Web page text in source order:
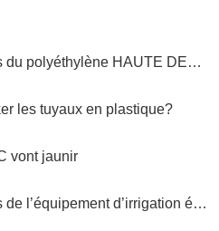
Avantages et inconvénients du polyéthylène HAUTE DENSITÉ PEHD
les tuyaux en plastique?
vont jaunir
Avantages et inconvénients de l’équipement d’irrigation économe en eau